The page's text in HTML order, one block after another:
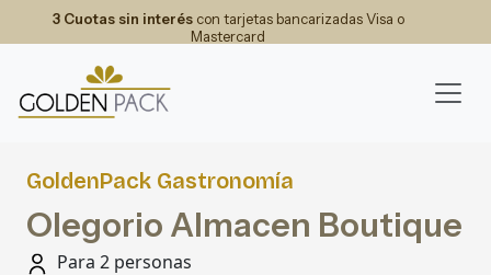
3 Cuotas sin interéscon tarjetas bancarizadas Visa o
Mastercard
GoldenPack Gastronomía
Olegorio Almacen Boutique
Para 2 personas